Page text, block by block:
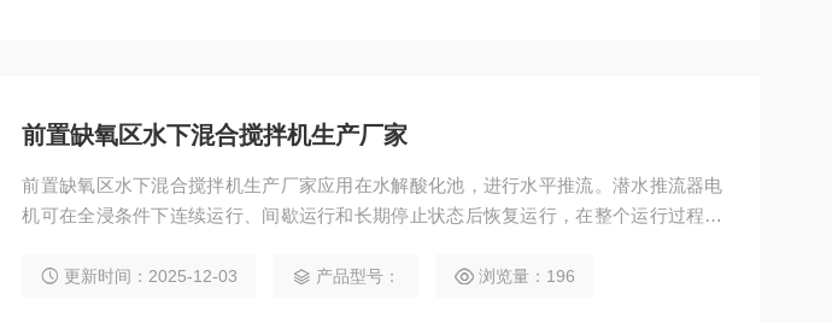
前置缺氧区水下混合搅拌机生产厂家
前置缺氧区水下混合搅拌机生产厂家应用在水解酸化池，进行水平推流。潜水推流器电
机可在全浸条件下连续运行、间歇运行和长期停止状态后恢复运行，在整个运行过程中
更新时间：2025-12-03 产品型号： 浏览量：196